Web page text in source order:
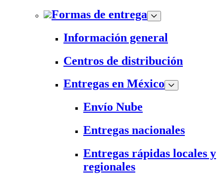
Formas de entrega
Información general
Centros de distribución
Entregas en México
Envío Nube
Entregas nacionales
Entregas rápidas locales y
regionales